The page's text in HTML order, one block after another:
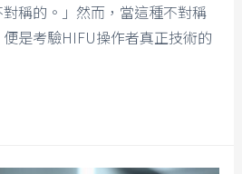
對稱的。」然而，當這種不對稱
是考驗HIFU操作者真正技術的